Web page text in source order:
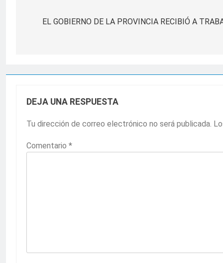
EL GOBIERNO DE LA PROVINCIA RECIBIÓ A
DEJA UNA RESPUESTA
Tu dirección de correo electrónico no será publicada.
Comentario *